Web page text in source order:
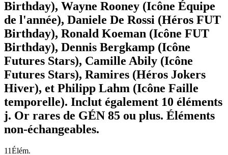
Birthday), Wayne Rooney (Icône Équipe
de l'année), Daniele De Rossi (Héros FUT
Birthday), Ronald Koeman (Icône FUT
Birthday), Dennis Bergkamp (Icône
Futures Stars), Camille Abily (Icône
Futures Stars), Ramires (Héros Jokers
Hiver), et Philipp Lahm (Icône Faille
temporelle). Inclut également 10 éléments
j. Or rares de GÉN 85 ou plus. Éléments
non-échangeables.
11Élém.